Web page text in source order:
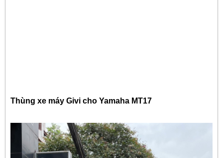
Thùng xe máy Givi cho Yamaha MT17